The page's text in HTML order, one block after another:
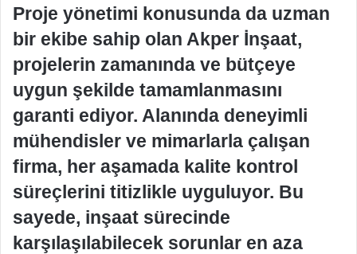
Proje yönetimi konusunda da uzman
bir ekibe sahip olan Akper İnşaat,
projelerin zamanında ve bütçeye
uygun şekilde tamamlanmasını
garanti ediyor. Alanında deneyimli
mühendisler ve mimarlarla çalışan
firma, her aşamada kalite kontrol
süreçlerini titizlikle uyguluyor. Bu
sayede, inşaat sürecinde
karşılaşılabilecek sorunlar en aza